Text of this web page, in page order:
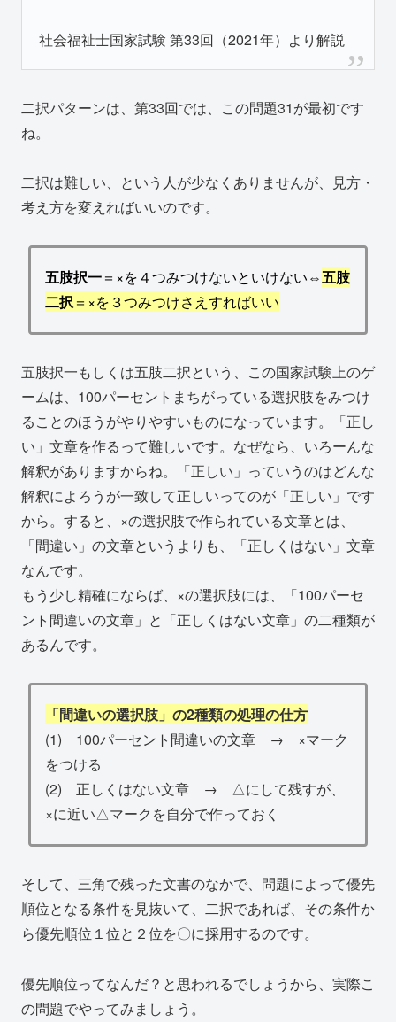
社会福祉士国家試験 第33回（2021年）より解説
二択パターンは、第33回では、この問題31が最初です
ね。
二択は難しい、という人が少なくありませんが、見方・
考え方を変えればいいのです。
五肢択一＝×を４つみつけないといけない⇔五肢
二択＝×を３つみつけさえすればいい
五肢択一もしくは五肢二択という、この国家試験上のゲ
ームは、100パーセントまちがっている選択肢をみつけ
ることのほうがやりやすいものになっています。「正し
い」文章を作るって難しいです。なぜなら、いろーんな
解釈がありますからね。「正しい」っていうのはどんな
解釈によろうが一致して正しいってのが「正しい」です
から。すると、×の選択肢で作られている文章とは、
「間違い」の文章というよりも、「正しくはない」文章
なんです。
もう少し精確にならば、×の選択肢には、「100パーセ
ント間違いの文章」と「正しくはない文章」の二種類が
あるんです。
「間違いの選択肢」の2種類の処理の仕方
(1) 100パーセント間違いの文章 → ×マーク
をつける
(2) 正しくはない文章 → △にして残すが、
×に近い△マークを自分で作っておく
そして、三角で残った文書のなかで、問題によって優先
順位となる条件を見抜いて、二択であれば、その条件か
ら優先順位１位と２位を〇に採用するのです。
優先順位ってなんだ？と思われるでしょうから、実際こ
の問題でやってみましょう。